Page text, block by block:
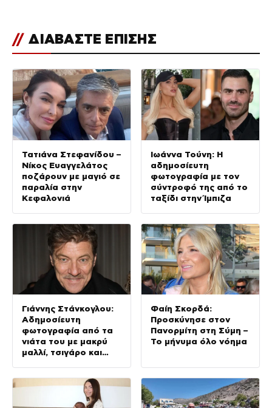
// ΔΙΑΒΑΣΤΕ ΕΠΙΣΗΣ
Τατιάνα Στεφανίδου –
Νίκος Ευαγγελάτος
ποζάρουν με μαγιό σε
παραλία στην
Κεφαλονιά
Ιωάννα Τούνη: Η
αδημοσίευτη
φωτογραφία με τον
σύντροφό της από το
ταξίδι στην Ίμπιζα
Γιάννης Στάνκογλου:
Αδημοσίευτη
φωτογραφία από τα
νιάτα του με μακρύ
μαλλί, τσιγάρο και
Φαίη Σκορδά:
Προσκύνησε στον
Πανορμίτη στη Σύμη –
Το μήνυμα όλο νόημα